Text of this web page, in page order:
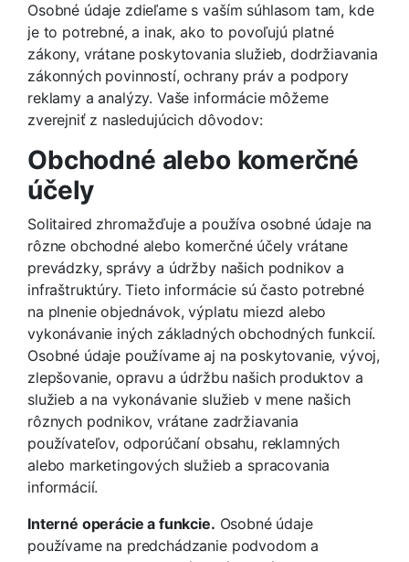
Osobné údaje zdieľame s vaším súhlasom tam, kde
je to potrebné, a inak, ako to povoľujú platné
zákony, vrátane poskytovania služieb, dodržiavania
zákonných povinností, ochrany práv a podpory
reklamy a analýzy. Vaše informácie môžeme
zverejniť z nasledujúcich dôvodov:
Obchodné alebo komerčné
účely
Solitaired zhromažďuje a používa osobné údaje na
rôzne obchodné alebo komerčné účely vrátane
prevádzky, správy a údržby našich podnikov a
infraštruktúry. Tieto informácie sú často potrebné
na plnenie objednávok, výplatu miezd alebo
vykonávanie iných základných obchodných funkcií.
Osobné údaje používame aj na poskytovanie, vývoj,
zlepšovanie, opravu a údržbu našich produktov a
služieb a na vykonávanie služieb v mene našich
rôznych podnikov, vrátane zadržiavania
používateľov, odporúčaní obsahu, reklamných
alebo marketingových služieb a spracovania
informácií.
Interné operácie a funkcie. Osobné údaje
používame na predchádzanie podvodom a